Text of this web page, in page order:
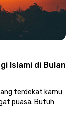
Islami di Bulan
terdekat kamu
puasa. Butuh